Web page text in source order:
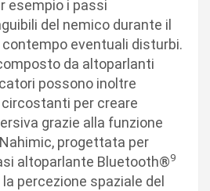
esempio i passi
del nemico durante il
contempo eventuali disturbi.
da altoparlanti
possono inoltre
per creare
grazie alla funzione
progettata per
altoparlante Bluetooth®9
percezione spaziale del